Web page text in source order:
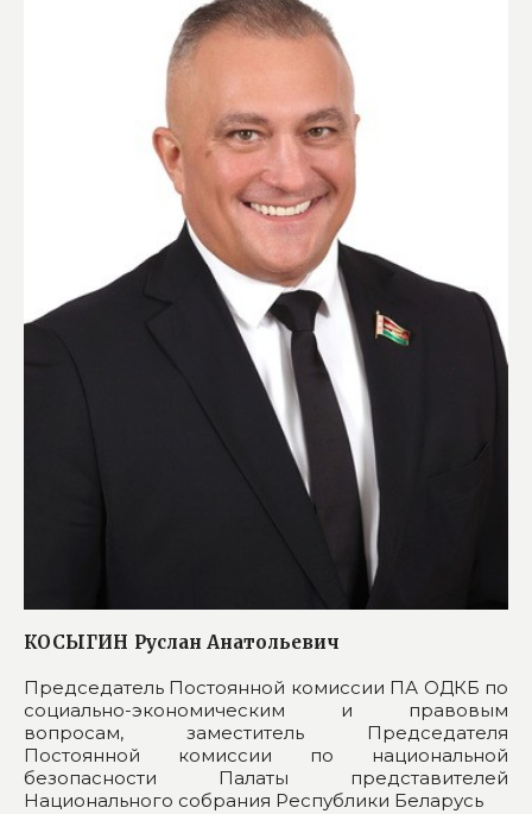
КОСЫГИН Руслан Анатольевич
Председатель Постоянной комиссии ПА ОДКБ по
социально-экономическим и правовым
вопросам, заместитель Председателя
Постоянной комиссии по национальной
безопасности Палаты представителей
Национального собрания Республики Беларусь